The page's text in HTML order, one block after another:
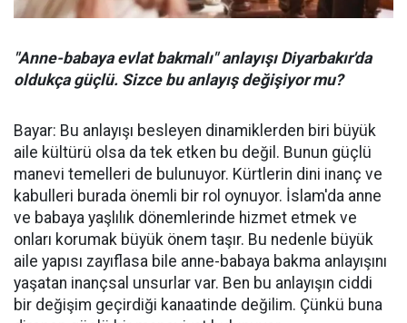
"Anne-babaya evlat bakmalı" anlayışı Diyarbakır'da
oldukça güçlü. Sizce bu anlayış değişiyor mu?
Bayar: Bu anlayışı besleyen dinamiklerden biri büyük
aile kültürü olsa da tek etken bu değil. Bunun güçlü
manevi temelleri de bulunuyor. Kürtlerin dini inanç ve
kabulleri burada önemli bir rol oynuyor. İslam'da anne
ve babaya yaşlılık dönemlerinde hizmet etmek ve
onları korumak büyük önem taşır. Bu nedenle büyük
aile yapısı zayıflasa bile anne-babaya bakma anlayışını
yaşatan inançsal unsurlar var. Ben bu anlayışın ciddi
bir değişim geçirdiği kanaatinde değilim. Çünkü buna